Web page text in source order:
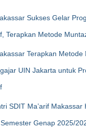
Sukses Gelar
Terapkan Metode
Terapkan Metode
UIN Jakarta untuk
SDIT Ma’arif Makassar
Genap 2025/